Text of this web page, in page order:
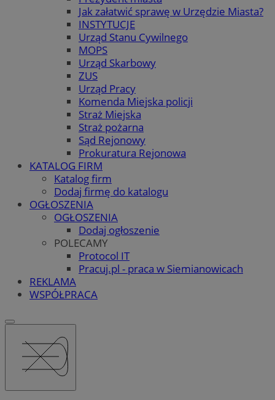
Jak załatwić sprawę w Urzędzie Miasta?
INSTYTUCJE
Urząd Stanu Cywilnego
MOPS
Urząd Skarbowy
ZUS
Urząd Pracy
Komenda Miejska policji
Straż Miejska
Straż pożarna
Sąd Rejonowy
Prokuratura Rejonowa
KATALOG FIRM
Katalog firm
Dodaj firmę do katalogu
OGŁOSZENIA
OGŁOSZENIA
Dodaj ogłoszenie
POLECAMY
Protocol IT
Pracuj.pl - praca w Siemianowicach
REKLAMA
WSPÓŁPRACA